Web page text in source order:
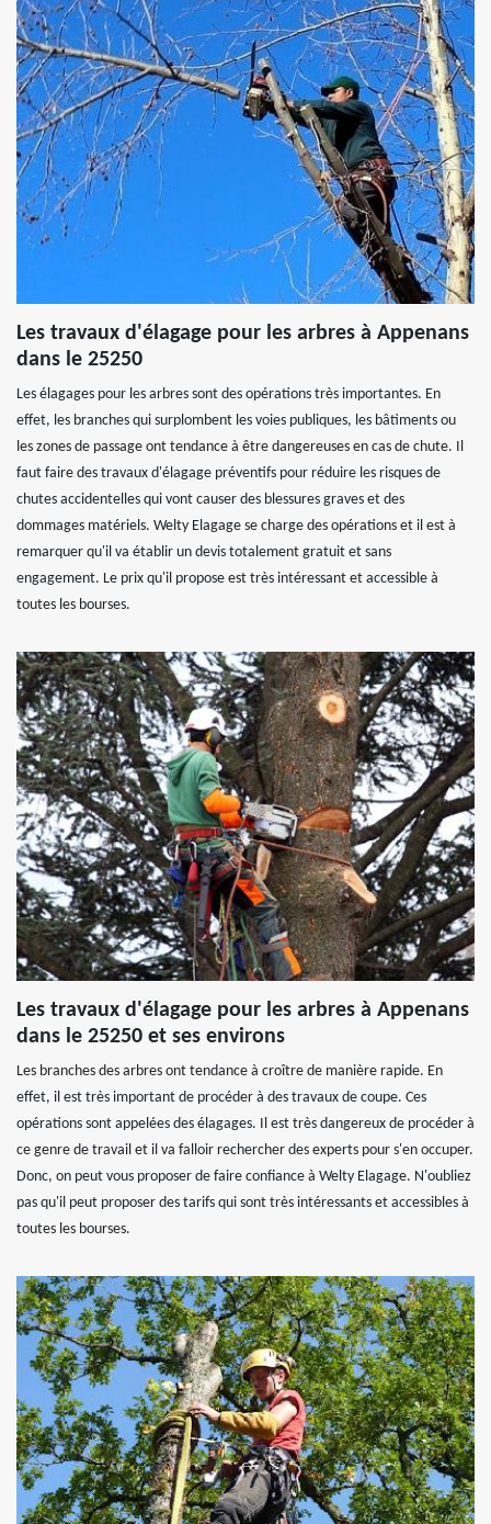
Les travaux d'élagage pour les arbres à Appenans
dans le 25250
Les élagages pour les arbres sont des opérations très importantes. En
effet, les branches qui surplombent les voies publiques, les bâtiments ou
les zones de passage ont tendance à être dangereuses en cas de chute. Il
faut faire des travaux d'élagage préventifs pour réduire les risques de
chutes accidentelles qui vont causer des blessures graves et des
dommages matériels. Welty Elagage se charge des opérations et il est à
remarquer qu'il va établir un devis totalement gratuit et sans
engagement. Le prix qu'il propose est très intéressant et accessible à
toutes les bourses.
Les travaux d'élagage pour les arbres à Appenans
dans le 25250 et ses environs
Les branches des arbres ont tendance à croître de manière rapide. En
effet, il est très important de procéder à des travaux de coupe. Ces
opérations sont appelées des élagages. Il est très dangereux de procéder à
ce genre de travail et il va falloir rechercher des experts pour s'en occuper.
Donc, on peut vous proposer de faire confiance à Welty Elagage. N'oubliez
pas qu'il peut proposer des tarifs qui sont très intéressants et accessibles à
toutes les bourses.